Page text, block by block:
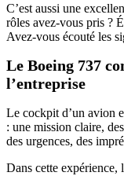
C’est aussi une
rôles avez-vous pris ?
Avez-vous écouté les
Le Boeing 737
l’entreprise
Le cockpit d’un avion
: une mission claire,
des urgences, des
Dans cette expérience,